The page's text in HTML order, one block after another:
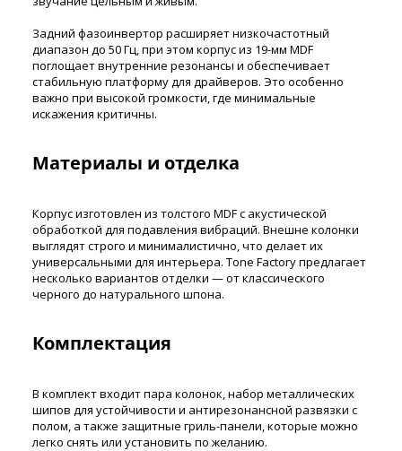
Задний фазоинвертор расширяет низкочастотный
диапазон до 50 Гц, при этом корпус из 19-мм MDF
поглощает внутренние резонансы и обеспечивает
стабильную платформу для драйверов. Это особенно
важно при высокой громкости, где минимальные
искажения критичны.
Материалы и отделка
Корпус изготовлен из толстого MDF с акустической
обработкой для подавления вибраций. Внешне колонки
выглядят строго и минималистично, что делает их
универсальными для интерьера. Tone Factory предлагает
несколько вариантов отделки — от классического
черного до натурального шпона.
Комплектация
В комплект входит пара колонок, набор металлических
шипов для устойчивости и антирезонансной развязки с
полом, а также защитные гриль-панели, которые можно
легко снять или установить по желанию.